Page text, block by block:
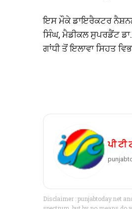
ਇਸ ਮੌਕੇ ਡਾਇਰੈਕਟਰ
ਸਿੰਘ, ਮੈਡੀਕਲ ਸੁਪਰਡੈਂਟ
ਗਾਂਧੀ ਤੋਂ ਇਲਾਵਾ ਸਿਹਤ
ਪੀ ਟੀ
Disclaimer : punjabtoday.net